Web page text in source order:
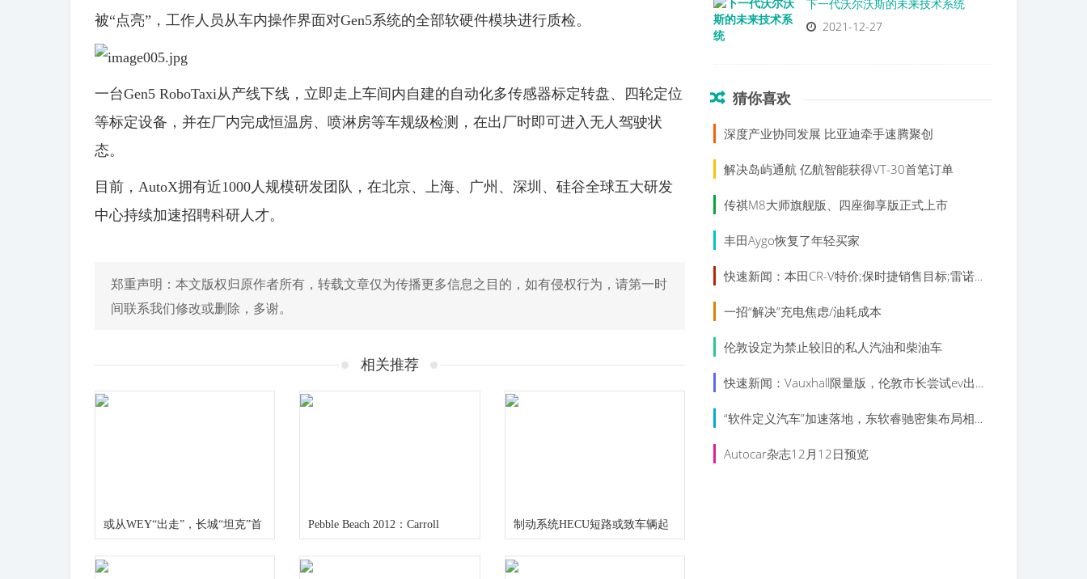
被“点亮”，工作人员从车内操作界面对Gen5系统的全部软硬件模块进行质检。
一台Gen5 RoboTaxi从产线下线，立即走上车间内自建的自动化多传感器标定转盘、四轮定位
等标定设备，并在厂内完成恒温房、喷淋房等车规级检测，在出厂时即可进入无人驾驶状
态。
目前，AutoX拥有近1000人规模研发团队，在北京、上海、广州、深圳、硅谷全球五大研发
中心持续加速招聘科研人才。
郑重声明：本文版权归原作者所有，转载文章仅为传播更多信息之目的，如有侵权行为，请第一时
间联系我们修改或删除，多谢。
相关推荐
或从WEY“出走”，长城“坦克”首
款车型核心零部件配套供应商一
Pebble Beach 2012：Carroll
Shelby Tripute GT500揭幕
制动系统HECU短路或致车辆起
火 起亚召回89431辆
下一代沃尔沃斯的未来技术系统
2021-12-27
猜你喜欢
深度产业协同发展 比亚迪牵手速腾聚创
解决岛屿通航 亿航智能获得VT-30首笔订单
传祺M8大师旗舰版、四座御享版正式上市
丰田Aygo恢复了年轻买家
快速新闻：本田CR-V特价;保时捷销售目标;雷诺发动机
一招“解决”充电焦虑/油耗成本
伦敦设定为禁止较旧的私人汽油和柴油车
快速新闻：Vauxhall限量版，伦敦市长尝试ev出租车
“软件定义汽车”加速落地，东软睿驰密集布局相关赛道
Autocar杂志12月12日预览